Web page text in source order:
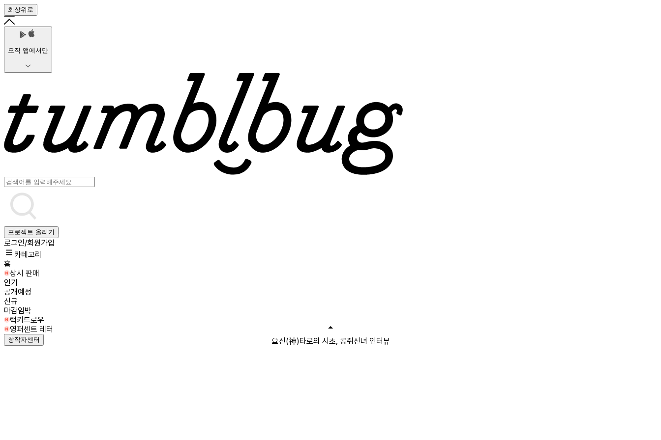
최상위로
오직 앱에서만
프로젝트 올리기
로그인/회원가입
카테고리
홈
상시 판매
인기
공개예정
신규
마감임박
럭키드로우
영퍼센트 레터
창작자센터 🔮신(神)타로의 시초, 콩쥐신녀 인터뷰